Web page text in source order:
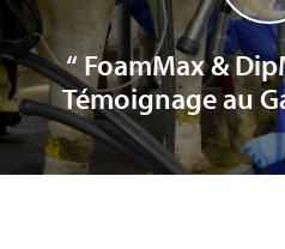
“ FoamMax &
Témoignage au